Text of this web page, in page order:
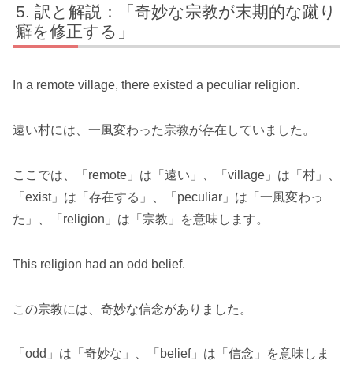
訳と解説：「奇妙な宗教が末期的な蹴り
癖を修正する」
In a remote village, there existed a peculiar religion.
遠い村には、一風変わった宗教が存在していました。
ここでは、「remote」は「遠い」、「village」は「村」、
「exist」は「存在する」、「peculiar」は「一風変わっ
た」、「religion」は「宗教」を意味します。
This religion had an odd belief.
この宗教には、奇妙な信念がありました。
「odd」は「奇妙な」、「belief」は「信念」を意味しま